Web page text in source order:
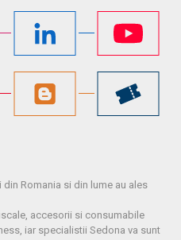
Romania si din lume au ales
accesorii si consumabile
iar specialistii Sedona va sunt